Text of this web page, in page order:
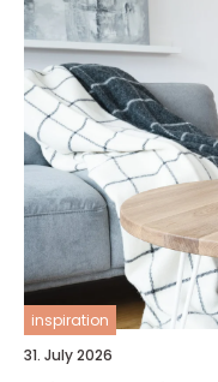
inspiration
31. July 2026